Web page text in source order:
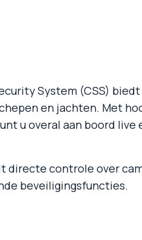
System (CSS)
en jachten. Met
u overal aan boord
controle over
beveiligingsfuncties.